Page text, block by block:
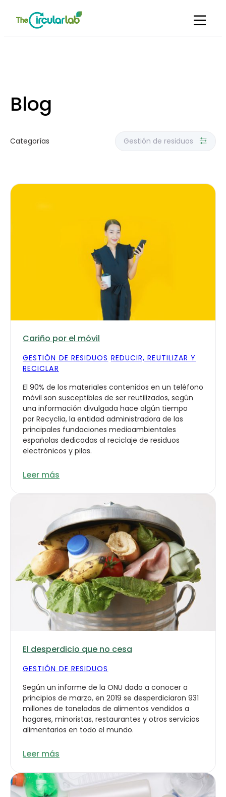
Blog
Categorías Gestión de residuos
Cariño por el móvil
GESTIÓN DE RESIDUOS REDUCIR, REUTILIZAR Y
RECICLAR
El 90% de los materiales contenidos en un teléfono
móvil son susceptibles de ser reutilizados, según
una información divulgada hace algún tiempo
por Recyclia, la entidad administradora de las
principales fundaciones medioambientales
españolas dedicadas al reciclaje de residuos
electrónicos y pilas.
Leer más
El desperdicio que no cesa
GESTIÓN DE RESIDUOS
Según un informe de la ONU dado a conocer a
principios de marzo, en 2019 se desperdiciaron 931
millones de toneladas de alimentos vendidos a
hogares, minoristas, restaurantes y otros servicios
alimentarios en todo el mundo.
Leer más